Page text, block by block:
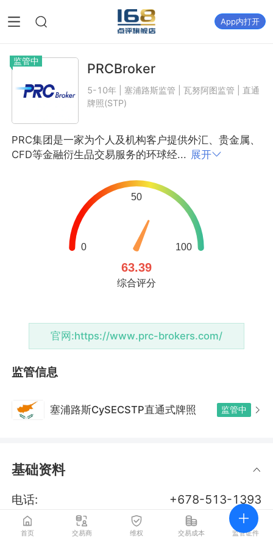
App内打开
监管中 PRCBroker
5-10年 | 塞浦路斯监管 | 瓦努阿图监管 | 直通
牌照(STP)
PRC集团是一家为个人及机构客户提供外汇、贵金属、
CFD等金融衍生品交易服务的环球经... 展开
官网:https://www.prc-brokers.com/
监管信息
塞浦路斯CySECSTP直通式牌照 监管中
基础资料
电话:
+678-513-1393
邮箱:
support@prc-brokers.com
首页 交易商 维权 交易成本 监管证件